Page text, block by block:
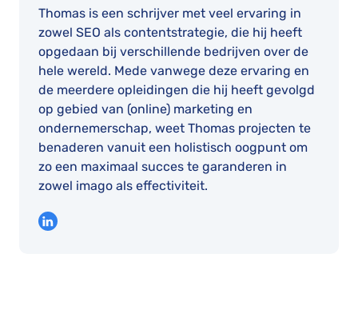
Thomas is een schrijver met veel ervaring in
zowel SEO als contentstrategie, die hij heeft
opgedaan bij verschillende bedrijven over de
hele wereld. Mede vanwege deze ervaring en
de meerdere opleidingen die hij heeft gevolgd
op gebied van (online) marketing en
ondernemerschap, weet Thomas projecten te
benaderen vanuit een holistisch oogpunt om
zo een maximaal succes te garanderen in
zowel imago als effectiviteit.